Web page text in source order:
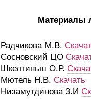
Материалы
Радчикова М.В.
Сосновский ЦО
Шкелтиньш О.Р.
Мютель Н.В. Скачать
Низамутдинова З.И